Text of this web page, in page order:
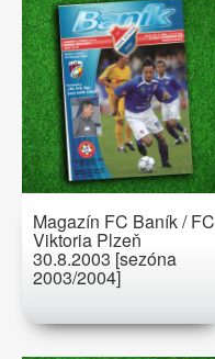
Magazín FC Baník / FC
Viktoria Plzeň
30.8.2003 [sezóna
2003/2004]